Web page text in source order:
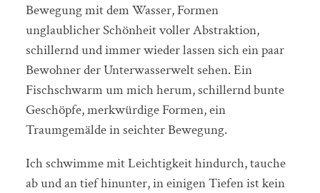
Bewegung mit dem Wasser, Formen
unglaublicher Schönheit voller Abstraktion,
schillernd und immer wieder lassen sich ein paar
Bewohner der Unterwasserwelt sehen. Ein
Fischschwarm um mich herum, schillernd bunte
Geschöpfe, merkwürdige Formen, ein
Traumgemälde in seichter Bewegung.
Ich schwimme mit Leichtigkeit hindurch, tauche
ab und an tief hinunter, in einigen Tiefen ist kein